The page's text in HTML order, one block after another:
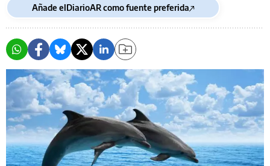
Añade elDiarioAR como fuente preferida